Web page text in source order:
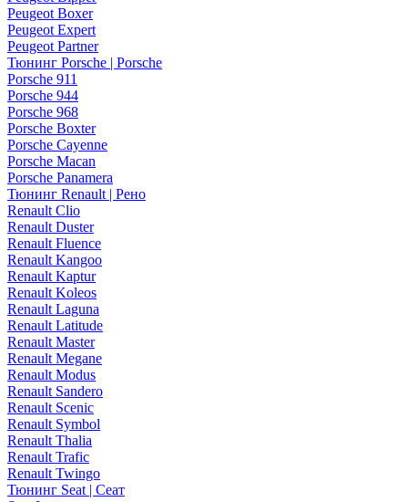
Peugeot Boxer
Peugeot Expert
Peugeot Partner
Тюнинг Porsche | Porsche
Porsche 911
Porsche 944
Porsche 968
Porsche Boxter
Porsche Cayenne
Porsche Macan
Porsche Panamera
Тюнинг Renault | Рено
Renault Clio
Renault Duster
Renault Fluence
Renault Kangoo
Renault Kaptur
Renault Koleos
Renault Laguna
Renault Latitude
Renault Master
Renault Megane
Renault Modus
Renault Sandero
Renault Scenic
Renault Symbol
Renault Thalia
Renault Trafic
Renault Twingo
Тюнинг Seat | Сеат